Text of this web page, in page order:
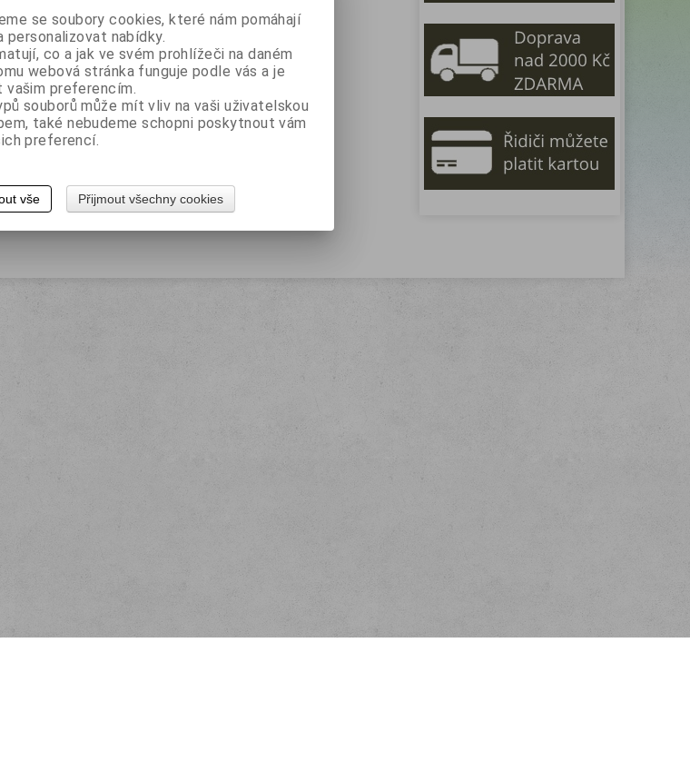
1815
DPH:42 Kč
do košíku
se soubory cookies, které nám pomáhají
nabídky.
co a jak ve svém prohlížeči na daném
webová stránka funguje podle vás a je
preferencím.
souborů může mít vliv na vaši uživatelskou
také nebudeme schopni poskytnout vám
preferencí.
vše Přijmout všechny cookies